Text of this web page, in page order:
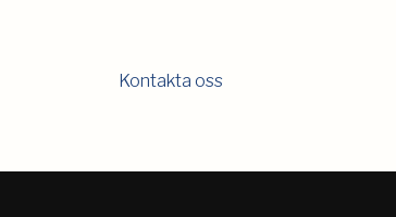
Kontakta oss